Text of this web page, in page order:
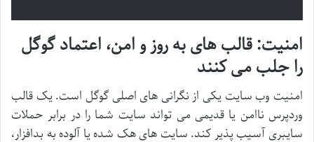
امنیت: قالب های به روز و امن، اعتماد گوگل
را جلب می کنند
امنیت وب سایت یکی از نگرانی های اصلی گوگل است. یک قالب
وردپرس ناامن یا قدیمی می تواند سایت شما را در برابر حملات
سایبری آسیب پذیر کند. سایت های هک شده یا آلوده به بدافزار،